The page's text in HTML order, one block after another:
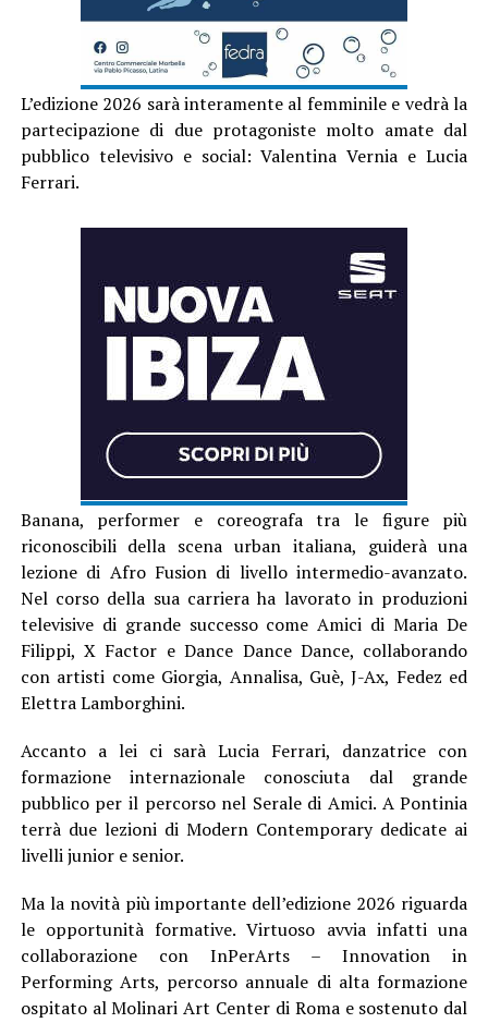
L’edizione 2026 sarà interamente al femminile e vedrà la
partecipazione di due protagoniste molto amate dal
pubblico televisivo e social:Valentina Vernia eLucia
Ferrari.
Banana, performer e coreografa tra le figure più
riconoscibili della scena urban italiana, guiderà una
lezione di Afro Fusion di livello intermedio-avanzato.
Nel corso della sua carriera ha lavorato in produzioni
televisive di grande successo comeAmici di Maria De
Filippi, X Factor e Dance Dance Dance, collaborando
con artisti come Giorgia, Annalisa, Guè,J-Ax, Fedez ed
Elettra Lamborghini.
Accanto a lei ci sarà Lucia Ferrari, danzatrice con
formazione internazionale conosciuta dal grande
pubblico per il percorso nel Serale di Amici. A Pontinia
terrà due lezioni di Modern Contemporary dedicate ai
livelli junior e senior.
Ma la novità più importante dell’edizione 2026 riguarda
le opportunità formative. Virtuoso avvia infatti una
collaborazione con InPerArts – Innovation in
Performing Arts, percorso annuale di alta formazione
ospitato al Molinari Art Center di Roma e sostenuto dal